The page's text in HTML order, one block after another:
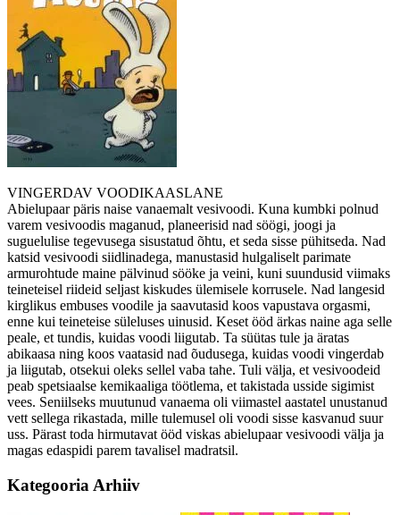
VINGERDAV VOODIKAASLANE
Abielupaar päris naise vanaemalt vesivoodi. Kuna kumbki polnud
varem vesivoodis maganud, planeerisid nad söögi, joogi ja
suguelulise tegevusega sisustatud õhtu, et seda sisse pühitseda. Nad
katsid vesivoodi siidlinadega, manustasid hulgaliselt parimate
armurohtude maine pälvinud sööke ja veini, kuni suundusid viimaks
teineteisel riideid seljast kiskudes ülemisele korrusele. Nad langesid
kirglikus embuses voodile ja saavutasid koos vapustava orgasmi,
enne kui teineteise süleluses uinusid. Keset ööd ärkas naine aga selle
peale, et tundis, kuidas voodi liigutab. Ta süütas tule ja äratas
abikaasa ning koos vaatasid nad õudusega, kuidas voodi vingerdab
ja liigutab, otsekui oleks sellel vaba tahe. Tuli välja, et vesivoodeid
peab spetsiaalse kemikaaliga töötlema, et takistada usside sigimist
vees. Seniilseks muutunud vanaema oli viimastel aastatel unustanud
vett sellega rikastada, mille tulemusel oli voodi sisse kasvanud suur
uss. Pärast toda hirmutavat ööd viskas abielupaar vesivoodi välja ja
magas edaspidi parem tavalisel madratsil.
Kategooria Arhiiv